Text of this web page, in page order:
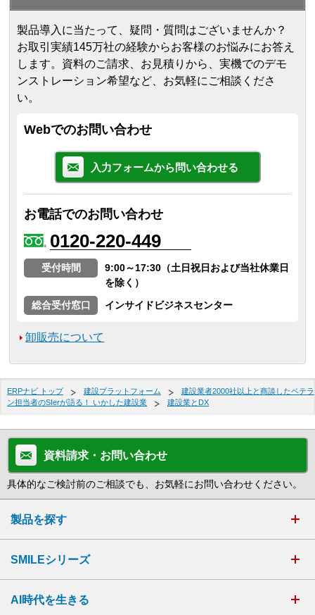
製品導入に当たって、疑問・質問はございませんか？
お取引実績145万社の経験からお客様のお悩みにお答え
します。 資料のご請求、お見積りから、実機でのデモ
ンストレーション希望など、お気軽にご相談くださ
い。
Webでのお問い合わせ
入力フォームから問い合わせる
お電話でのお問い合わせ
0120-220-449
受付時間
9:00～17:30（土日祝日および当社休業日
を除く）
総合受付窓口
インサイドビジネスセンター
卸販売について
ERPナビ トップ 建設プラットフォーム
建設業者2000社以上と商談したベテラ
ン担当者のSIerが語る！ いかした建設業
建設業とDX
資料請求・お問い合わせ
具体的なご検討前のご相談でも、お気軽にお問い合わせください。
製品を探す
SMILEシリーズ
AI時代を生きる